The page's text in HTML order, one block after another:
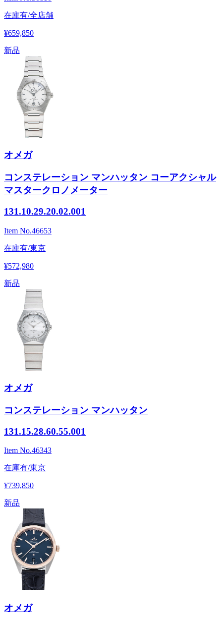
在庫有/全店舗
¥659,850
新品
オメガ
コンステレーション マンハッタン コーアクシャル
マスタークロノメーター
131.10.29.20.02.001
Item No.46653
在庫有/東京
¥572,980
新品
オメガ
コンステレーション マンハッタン
131.15.28.60.55.001
Item No.46343
在庫有/東京
¥739,850
新品
オメガ